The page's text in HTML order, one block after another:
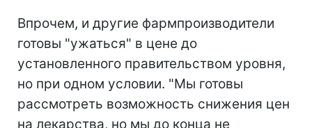
Впрочем, и другие фармпроизводители
готовы "ужаться" в цене до
установленного правительством уровня,
но при одном условии. "Мы готовы
рассмотреть возможность снижения цен
на лекарства, но мы до конца не